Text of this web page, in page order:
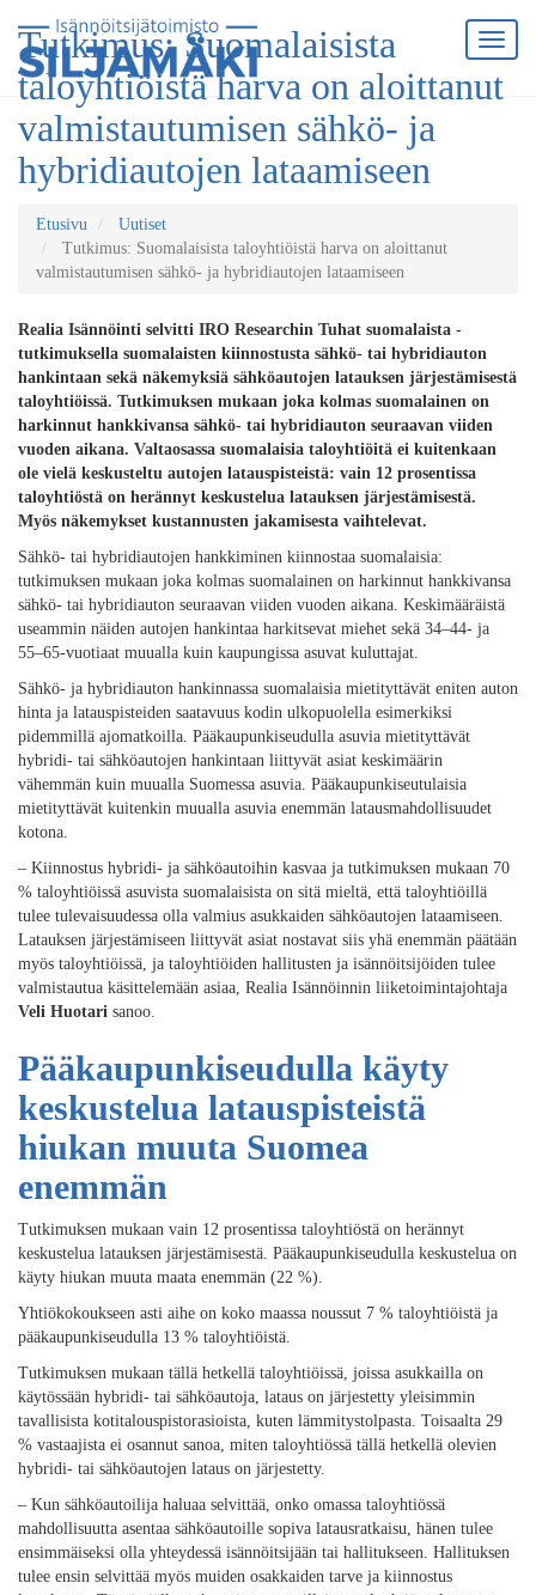
Tutkimus: Suomalaisista
taloyhtiöistä harva on aloittanut
valmistautumisen sähkö- ja
hybridiautojen lataamiseen
Etusivu
Uutiset
Tutkimus: Suomalaisista taloyhtiöistä harva on aloittanut
valmistautumisen sähkö- ja hybridiautojen lataamiseen
Realia Isännöinti selvitti IRO Researchin Tuhat suomalaista -
tutkimuksella suomalaisten kiinnostusta sähkö- tai hybridiauton
hankintaan sekä näkemyksiä sähköautojen latauksen järjestämisestä
taloyhtiöissä. Tutkimuksen mukaan joka kolmas suomalainen on
harkinnut hankkivansa sähkö- tai hybridiauton seuraavan viiden
vuoden aikana. Valtaosassa suomalaisia taloyhtiöitä ei kuitenkaan
ole vielä keskusteltu autojen latauspisteistä: vain 12 prosentissa
taloyhtiöstä on herännyt keskustelua latauksen järjestämisestä.
Myös näkemykset kustannusten jakamisesta vaihtelevat.
Sähkö- tai hybridiautojen hankkiminen kiinnostaa suomalaisia:
tutkimuksen mukaan joka kolmas suomalainen on harkinnut hankkivansa
sähkö- tai hybridiauton seuraavan viiden vuoden aikana. Keskimääräistä
useammin näiden autojen hankintaa harkitsevat miehet sekä 34–44- ja
55–65-vuotiaat muualla kuin kaupungissa asuvat kuluttajat.
Sähkö- ja hybridiauton hankinnassa suomalaisia mietityttävät eniten auton
hinta ja latauspisteiden saatavuus kodin ulkopuolella esimerkiksi
pidemmillä ajomatkoilla. Pääkaupunkiseudulla asuvia mietityttävät
hybridi- tai sähköautojen hankintaan liittyvät asiat keskimäärin
vähemmän kuin muualla Suomessa asuvia. Pääkaupunkiseutulaisia
mietityttävät kuitenkin muualla asuvia enemmän latausmahdollisuudet
kotona.
– Kiinnostus hybridi- ja sähköautoihin kasvaa ja tutkimuksen mukaan 70
% taloyhtiöissä asuvista suomalaisista on sitä mieltä, että taloyhtiöillä
tulee tulevaisuudessa olla valmius asukkaiden sähköautojen lataamiseen.
Latauksen järjestämiseen liittyvät asiat nostavat siis yhä enemmän päätään
myös taloyhtiöissä, ja taloyhtiöiden hallitusten ja isännöitsijöiden tulee
valmistautua käsittelemään asiaa, Realia Isännöinnin liiketoimintajohtaja
Veli Huotari sanoo.
Pääkaupunkiseudulla käyty
keskustelua latauspisteistä
hiukan muuta Suomea
enemmän
Tutkimuksen mukaan vain 12 prosentissa taloyhtiöstä on herännyt
keskustelua latauksen järjestämisestä. Pääkaupunkiseudulla keskustelua on
käyty hiukan muuta maata enemmän (22 %).
Yhtiökokoukseen asti aihe on koko maassa noussut 7 % taloyhtiöistä ja
pääkaupunkiseudulla 13 % taloyhtiöistä.
Tutkimuksen mukaan tällä hetkellä taloyhtiöissä, joissa asukkailla on
käytössään hybridi- tai sähköautoja, lataus on järjestetty yleisimmin
tavallisista kotitalouspistorasioista, kuten lämmitystolpasta. Toisaalta 29
% vastaajista ei osannut sanoa, miten taloyhtiössä tällä hetkellä olevien
hybridi- tai sähköautojen lataus on järjestetty.
– Kun sähköautoilija haluaa selvittää, onko omassa taloyhtiössä
mahdollisuutta asentaa sähköautoille sopiva latausratkaisu, hänen tulee
ensimmäiseksi olla yhteydessä isännöitsijään tai hallitukseen. Hallituksen
tulee ensin selvittää myös muiden osakkaiden tarve ja kiinnostus